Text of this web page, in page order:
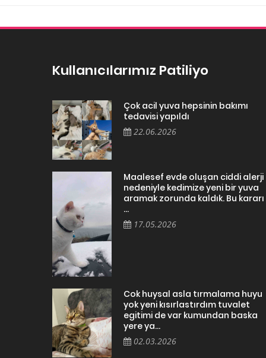
Kullanıcılarımız Patiliyo
Çok acil yuva hepsinin bakımı
tedavisi yapıldı
22.06.2026
Maalesef evde oluşan ciddi alerji
nedeniyle kedimize yeni bir yuva
aramak zorunda kaldık. Bu kararı
...
17.05.2026
Cok huysal asla tırmalama huyu
yok yeni kısırlastırdım tuvalet
egitimi de var kumundan baska
yere ya...
02.03.2026